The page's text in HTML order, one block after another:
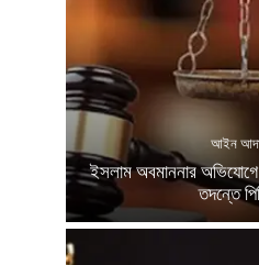
আইন
ইসলাম অবমাননার অভিযোগে
তদন্তে